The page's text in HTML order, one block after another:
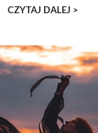
CZYTAJ DALEJ >